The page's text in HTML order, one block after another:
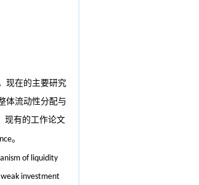
现在的主要研究
体流动性分配与
现有的工作论文
。
of liquidity
investment